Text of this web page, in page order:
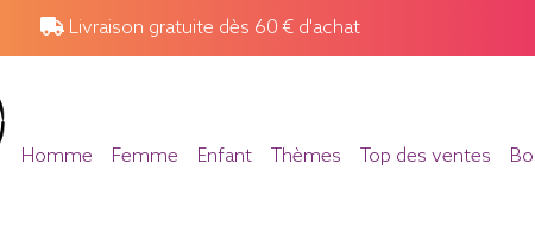
Livraison gratuite dès 60 € d'achat
Homme Femme Enfant Thèmes Top des ventes